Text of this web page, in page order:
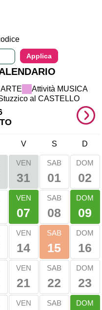
Attività MUSICA
al CASTELLO
V S D
VEN
31
SAB
01
DOM
02
VEN
07
SAB
08
DOM
09
VEN
14
SAB
15
DOM
16
VEN
21
SAB
22
DOM
23
VEN SAB DOM